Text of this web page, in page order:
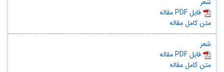
مقاله PDF فایل
متن کامل مقاله
شعر
مقاله PDF فایل
متن کامل مقاله